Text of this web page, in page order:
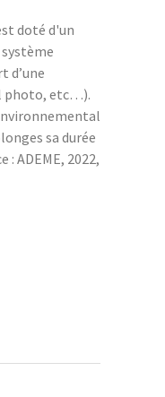
doté d'un
d’une
photo, etc…).
sa durée
ADEME, 2022,